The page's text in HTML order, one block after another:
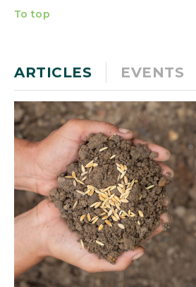
To top
ARTICLES EVENTS